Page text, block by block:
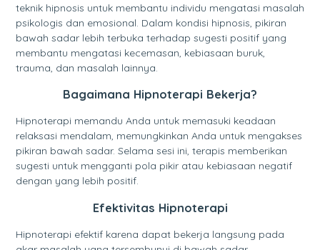
teknik hipnosis untuk membantu individu mengatasi masalah
psikologis dan emosional. Dalam kondisi hipnosis, pikiran
bawah sadar lebih terbuka terhadap sugesti positif yang
membantu mengatasi kecemasan, kebiasaan buruk,
trauma, dan masalah lainnya.
Bagaimana Hipnoterapi Bekerja?
Hipnoterapi memandu Anda untuk memasuki keadaan
relaksasi mendalam, memungkinkan Anda untuk mengakses
pikiran bawah sadar. Selama sesi ini, terapis memberikan
sugesti untuk mengganti pola pikir atau kebiasaan negatif
dengan yang lebih positif.
Efektivitas Hipnoterapi
Hipnoterapi efektif karena dapat bekerja langsung pada